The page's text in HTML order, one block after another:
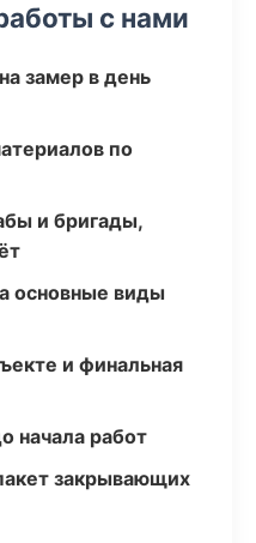
с нами
замер в день
по
и бригады,
основные виды
и финальная
начала работ
закрывающих